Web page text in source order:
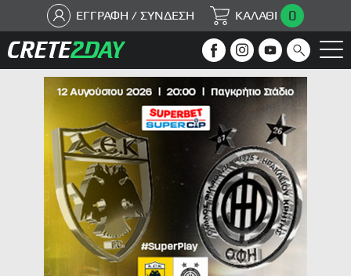
ΕΓΓΡΑΦΗ / ΣΥΝΔΕΣΗ ΚΑΛΑΘΙ 0